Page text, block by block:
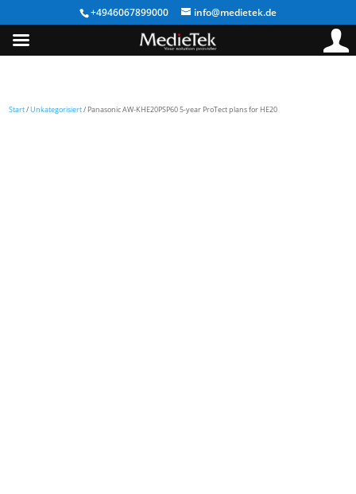
+4946067899000 info@medietek.de
Start/Unkategorisiert/ Panasonic AW-KHE20PSP60 5-year ProTect plans for HE20